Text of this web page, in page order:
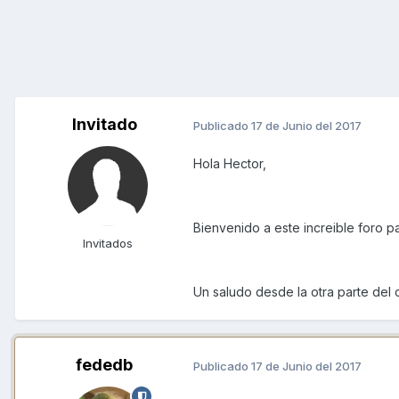
Invitado
Invitados
Publicado 17 de Junio del 2017
Hola Hector,
Bienvenido a este increible foro
Un saludo desde la otra parte del
fededb Publicado 17 de Junio del 2017